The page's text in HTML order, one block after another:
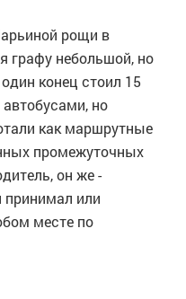
рощи в
графу небольшой, но
конец стоил 15
но
как маршрутные
промежуточных
он же -
принимал или
месте по